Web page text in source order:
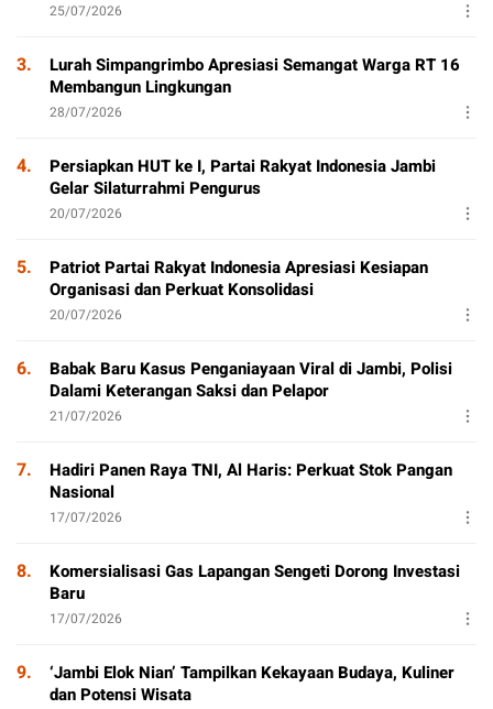
25/07/2026
3.
Lurah Simpangrimbo Apresiasi Semangat Warga RT 16
Membangun Lingkungan
28/07/2026
4.
Persiapkan HUT ke I, Partai Rakyat Indonesia Jambi
Gelar Silaturrahmi Pengurus
20/07/2026
5.
Patriot Partai Rakyat Indonesia Apresiasi Kesiapan
Organisasi dan Perkuat Konsolidasi
20/07/2026
6.
Babak Baru Kasus Penganiayaan Viral di Jambi, Polisi
Dalami Keterangan Saksi dan Pelapor
21/07/2026
7.
Hadiri Panen Raya TNI, Al Haris: Perkuat Stok Pangan
Nasional
17/07/2026
8.
Komersialisasi Gas Lapangan Sengeti Dorong Investasi
Baru
17/07/2026
9.
‘Jambi Elok Nian’ Tampilkan Kekayaan Budaya, Kuliner
dan Potensi Wisata